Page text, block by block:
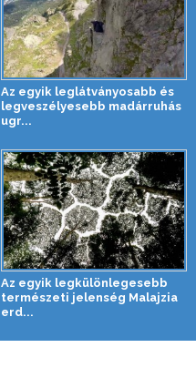
Az egyik leglátványosabb és
legveszélyesebb madárruhás
ugr...
Az egyik legkülönlegesebb
természeti jelenség Malajzia
erd...